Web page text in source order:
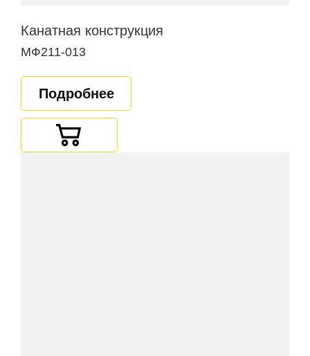
Канатная конструкция
МФ211-013
Подробнее